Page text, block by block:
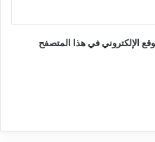
الإلكتروني في هذا المتصفح